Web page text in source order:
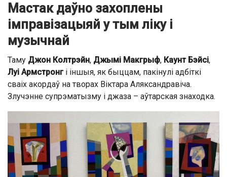
Мастак даўно захоплены
імправізацыяй у тым ліку і
музычнай
Таму Джон Колтрэйн, Джымі Макгрыф, Каунт Бэйсі,
Луі Армстронгі іншыя, як быццам, пакінулі адбіткі
сваіх акордаў на творах Віктара Аляксандравіча.
Злучэнне супрэматызму і джаза – аўтарская знаходка.